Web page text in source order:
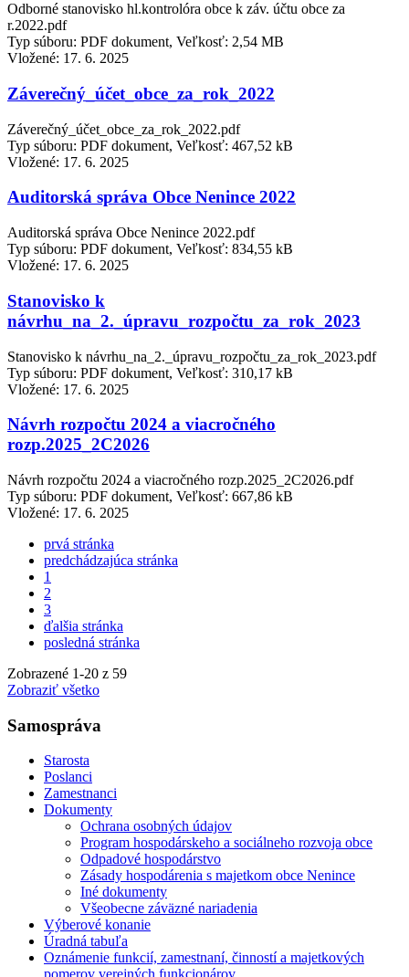
Odborné stanovisko hl.kontrolóra obce k záv. účtu obce za
r.2022.pdf
Typ súboru: PDF dokument, Veľkosť: 2,54 MB
Vložené: 17. 6. 2025
Záverečný_účet_obce_za_rok_2022
Záverečný_účet_obce_za_rok_2022.pdf
Typ súboru: PDF dokument, Veľkosť: 467,52 kB
Vložené: 17. 6. 2025
Auditorská správa Obce Nenince 2022
Auditorská správa Obce Nenince 2022.pdf
Typ súboru: PDF dokument, Veľkosť: 834,55 kB
Vložené: 17. 6. 2025
Stanovisko k
návrhu_na_2._úpravu_rozpočtu_za_rok_2023
Stanovisko k návrhu_na_2._úpravu_rozpočtu_za_rok_2023.pdf
Typ súboru: PDF dokument, Veľkosť: 310,17 kB
Vložené: 17. 6. 2025
Návrh rozpočtu 2024 a viacročného
rozp.2025_2C2026
Návrh rozpočtu 2024 a viacročného rozp.2025_2C2026.pdf
Typ súboru: PDF dokument, Veľkosť: 667,86 kB
Vložené: 17. 6. 2025
prvá stránka
predchádzajúca stránka
1
2
3
ďalšia stránka
posledná stránka
Zobrazené 1-20 z 59
Zobraziť všetko
Samospráva
Starosta
Poslanci
Zamestnanci
Dokumenty
Ochrana osobných údajov
Program hospodárskeho a sociálneho rozvoja obce
Odpadové hospodárstvo
Zásady hospodárenia s majetkom obce Nenince
Iné dokumenty
Všeobecne záväzné nariadenia
Výberové konanie
Úradná tabuľa
Oznámenie funkcií, zamestnaní, činností a majetkových